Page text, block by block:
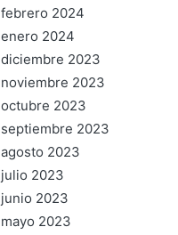
febrero 2024
enero 2024
diciembre 2023
noviembre 2023
octubre 2023
septiembre 2023
agosto 2023
julio 2023
junio 2023
mayo 2023